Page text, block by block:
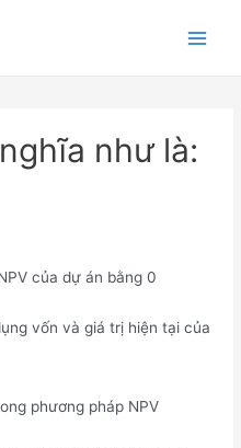
như là:
của dự án bằng 0
vốn và giá trị hiện tại của
phương pháp NPV